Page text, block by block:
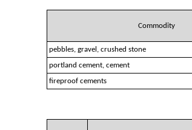
Commodity
pebbles, gravel, crushed stone
portland cement, cement
fireproof cements